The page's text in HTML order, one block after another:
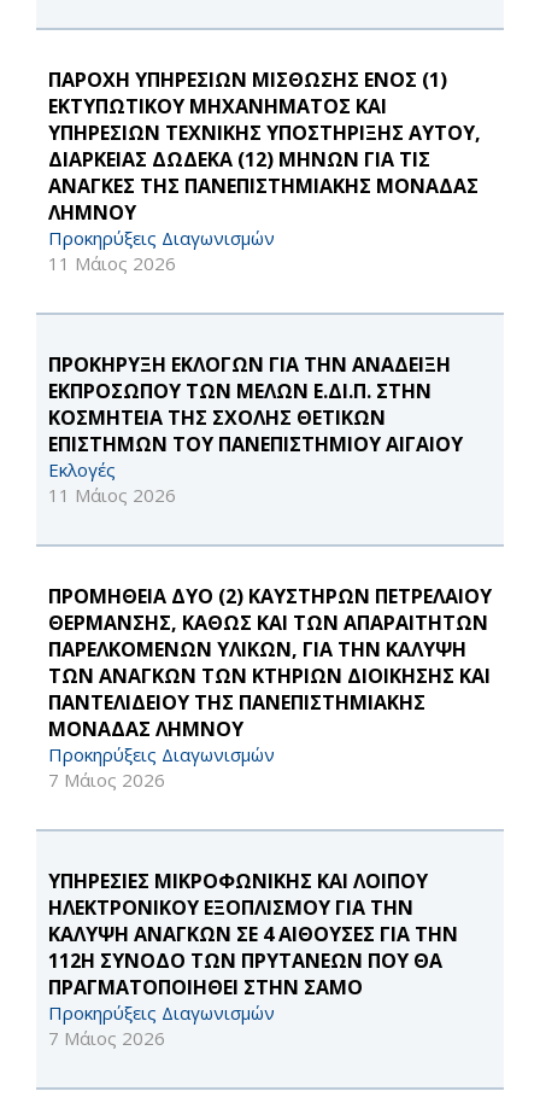
ΠΑΡΟΧΗ ΥΠΗΡΕΣΙΩΝ ΜΙΣΘΩΣΗΣ ΕΝΟΣ (1)
ΕΚΤΥΠΩΤΙΚΟΥ ΜΗΧΑΝΗΜΑΤΟΣ ΚΑΙ
ΥΠΗΡΕΣΙΩΝ ΤΕΧΝΙΚΗΣ ΥΠΟΣΤΗΡΙΞΗΣ ΑΥΤΟΥ,
ΔΙΑΡΚΕΙΑΣ ΔΩΔΕΚΑ (12) ΜΗΝΩΝ ΓΙΑ ΤΙΣ
ΑΝΑΓΚΕΣ ΤΗΣ ΠΑΝΕΠΙΣΤΗΜΙΑΚΗΣ ΜΟΝΑΔΑΣ
ΛΗΜΝΟΥ
Προκηρύξεις Διαγωνισμών
11 Μάιος 2026
ΠΡΟΚΗΡΥΞΗ ΕΚΛΟΓΩΝ ΓΙΑ ΤΗΝ ΑΝΑΔΕΙΞΗ
ΕΚΠΡΟΣΩΠΟΥ ΤΩΝ ΜΕΛΩΝ Ε.ΔΙ.Π. ΣΤΗΝ
ΚΟΣΜΗΤΕΙΑ ΤΗΣ ΣΧΟΛΗΣ ΘΕΤΙΚΩΝ
ΕΠΙΣΤΗΜΩΝ ΤΟΥ ΠΑΝΕΠΙΣΤΗΜΙΟΥ ΑΙΓΑΙΟΥ
Εκλογές
11 Μάιος 2026
ΠΡΟΜΗΘΕΙΑ ΔΥΟ (2) ΚΑΥΣΤΗΡΩΝ ΠΕΤΡΕΛΑΙΟΥ
ΘΕΡΜΑΝΣΗΣ, ΚΑΘΩΣ ΚΑΙ ΤΩΝ ΑΠΑΡΑΙΤΗΤΩΝ
ΠΑΡΕΛΚΟΜΕΝΩΝ ΥΛΙΚΩΝ, ΓΙΑ ΤΗΝ ΚΑΛΥΨΗ
ΤΩΝ ΑΝΑΓΚΩΝ ΤΩΝ ΚΤΗΡΙΩΝ ΔΙΟΙΚΗΣΗΣ ΚΑΙ
ΠΑΝΤΕΛΙΔΕΙΟΥ ΤΗΣ ΠΑΝΕΠΙΣΤΗΜΙΑΚΗΣ
ΜΟΝΑΔΑΣ ΛΗΜΝΟΥ
Προκηρύξεις Διαγωνισμών
7 Μάιος 2026
ΥΠΗΡΕΣΙΕΣ ΜΙΚΡΟΦΩΝΙΚΗΣ ΚΑΙ ΛΟΙΠΟΥ
ΗΛΕΚΤΡΟΝΙΚΟΥ ΕΞΟΠΛΙΣΜΟΥ ΓΙΑ ΤΗΝ
ΚΑΛΥΨΗ ΑΝΑΓΚΩΝ ΣΕ 4 ΑΙΘΟΥΣΕΣ ΓΙΑ ΤΗΝ
112Η ΣΥΝΟΔΟ ΤΩΝ ΠΡΥΤΑΝΕΩΝ ΠΟΥ ΘΑ
ΠΡΑΓΜΑΤΟΠΟΙΗΘΕΙ ΣΤΗΝ ΣΑΜΟ
Προκηρύξεις Διαγωνισμών
7 Μάιος 2026